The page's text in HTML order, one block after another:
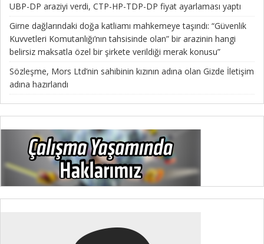
UBP-DP araziyi verdi, CTP-HP-TDP-DP fiyat ayarlaması yaptı
Girne dağlarındaki doğa katliamı mahkemeye taşındı: “Güvenlik
Kuvvetleri Komutanlığı’nın tahsisinde olan” bir arazinin hangi
belirsiz maksatla özel bir şirkete verildiği merak konusu”
Sözleşme, Mors Ltd’nin sahibinin kızının adına olan Gizde İletişim
adına hazırlandı